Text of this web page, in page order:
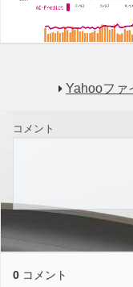
Yahooファ
コメント
0 コメント